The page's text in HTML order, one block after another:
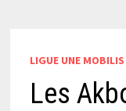
LIGUE UNE MOBILIS
Les